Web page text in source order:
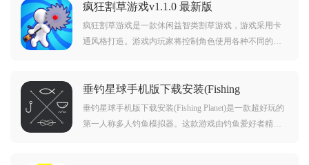
帮助帮派获得胜利，还有很多用游戏玩法可以选择，快
来下载体验吧。
疯狂割草游戏v1.1.0 最新版
疯狂割草游戏是一款休闲益智类割草游戏，游戏采用卡
通风格打造。游戏内玩家将控制角色使用各种不同的机
要错过，赶紧点击下载开始游玩吧。
垂钓星球手机版下载安装(Fishing
Planet)v1.0.370 最新版
垂钓星球手机版下载安装(Fishing Planet)是一款超好玩的
第一人称多人钓鱼模拟器。这款游戏由钓鱼爱好者精心